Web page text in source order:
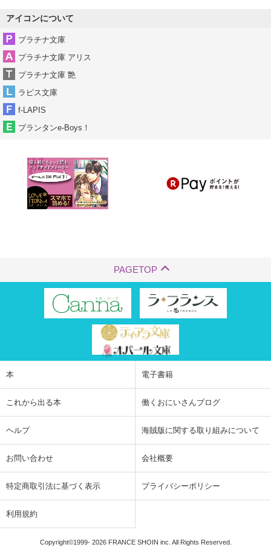
アイコンについて
プラチナ文庫
プラチナ文庫 アリス
プラチナ文庫 艶
ラピス文庫
f-LAPIS
プランタンe-Boys！
PAGETOP
本 電子書籍
これから出る本 働くおにいさんブログ
ヘルプ 海賊版に関する取り組みについて
お問い合わせ 会社概要
特定商取引法に基づく表示 プライバシーポリシー
利用規約
Copyright©1999- 2026 FRANCE SHOIN inc. All Rights Reserved.